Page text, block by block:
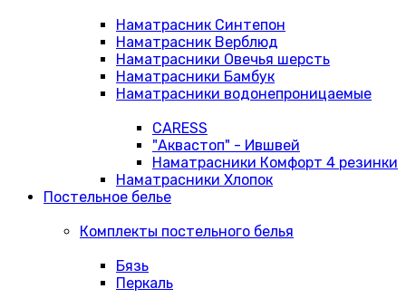
Наматрасник Синтепон
Наматрасник Верблюд
Наматрасники Овечья шерсть
Наматрасники Бамбук
Наматрасники водонепроницаемые
CARESS
"Аквастоп" - Ившвей
Наматрасники Комфорт 4 резинки
Наматрасники Хлопок
Постельное белье
Комплекты постельного белья
Бязь
Перкаль